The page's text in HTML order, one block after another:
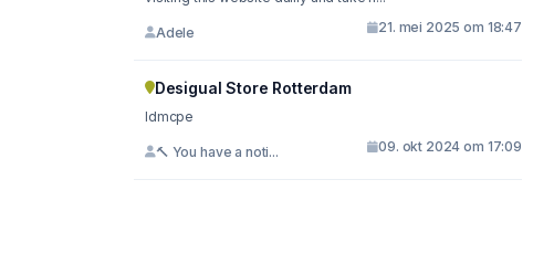
Adele 21. mei 2025 om 18:47
Desigual Store Rotterdam
ldmcpe
🔨 You have a noti... 09. okt 2024 om 17:09